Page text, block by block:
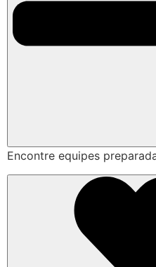
Encontre equipes